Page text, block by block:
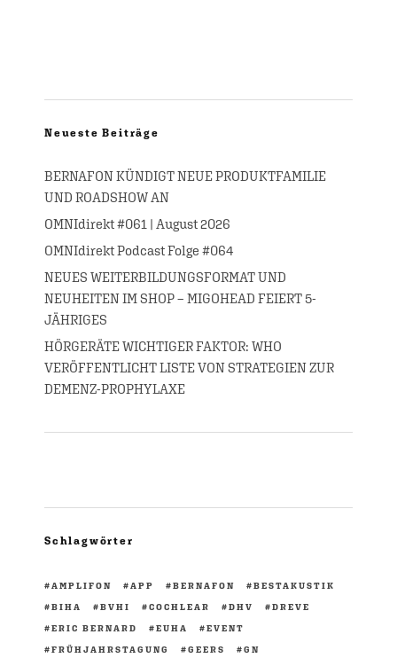
Neueste Beiträge
BERNAFON KÜNDIGT NEUE PRODUKTFAMILIE
UND ROADSHOW AN
OMNIdirekt #061 | August 2026
OMNIdirekt Podcast Folge #064
NEUES WEITERBILDUNGSFORMAT UND
NEUHEITEN IM SHOP – MIGOHEAD FEIERT 5-
JÄHRIGES
HÖRGERÄTE WICHTIGER FAKTOR: WHO
VERÖFFENTLICHT LISTE VON STRATEGIEN ZUR
DEMENZ-PROPHYLAXE
Schlagwörter
AMPLIFON APP BERNAFON
BESTAKUSTIK
BIHA
BVHI COCHLEAR DHV
DREVE
ERIC BERNARD
EUHA
EVENT
FRÜHJAHRSTAGUNG
GEERS
GN